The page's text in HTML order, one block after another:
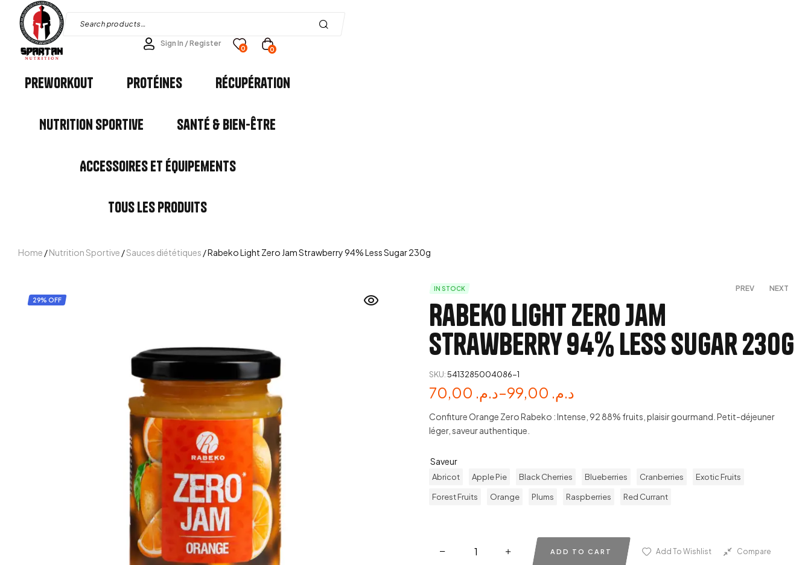
Sign In / Register
0 0
Preworkout Protéines Récupération
Nutrition Sportive Santé & Bien-être
Accessoires et Équipements
Tous les Produits
Home /Nutrition Sportive /Sauces diététiques / Rabeko Light Zero Jam Strawberry 94% Less Sugar 230g
29% OFF
IN STOCK PREV
د.م. د.م.38,00
NEXT
د.م.45,00
Rabeko Light Zero Jam
Strawberry 94% Less Sugar 230g
SKU:5413285004086-1
د.م.– د.م.
Confiture Orange Zero Rabeko : Intense, 92 88% fruits, plaisir gourmand. Petit-déjeuner
léger, saveur authentique.
Saveur
Abricot Apple Pie Black Cherries Blueberries Cranberries Exotic Fruits
Forest Fruits Orange Plums Raspberries Red Currant
ADD TO CART Add To Wishlist Compare